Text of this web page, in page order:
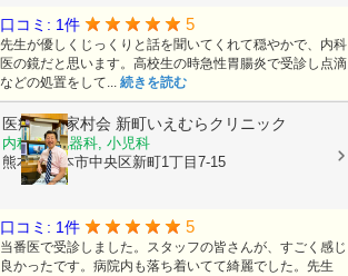
口コミ: 1件 5
先生が優しくじっくりと話を聞いてくれて穏やかで、内科
医の鏡だと思います。高校生の時急性胃腸炎で受診し点滴
などの処置をして... 続きを読む
医療法人家村会 新町いえむらクリニック
内科, 消化器科, 小児科
熊本県熊本市中央区新町1丁目7-15
口コミ: 1件 5
当番医で受診しました。スタッフの皆さんが、すごく感じ
良かったです。病院内も落ち着いてて綺麗でした。先生